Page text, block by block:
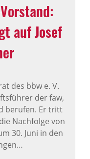
auf Josef
des bbw e. V.
der faw,
berufen. Er tritt
Nachfolge von
30. Juni in den